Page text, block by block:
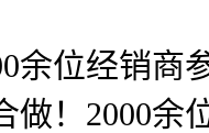
位经销商
！2000余